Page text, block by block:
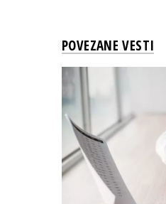
POVEZANE VESTI